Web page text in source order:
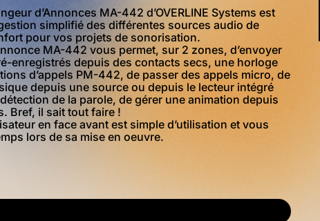
d’Annonces MA-442 d’OVERLINE Systems est
simplifié des différentes sources audio de
pour vos projets de sonorisation.
MA-442 vous permet, sur 2 zones, d’envoyer
enregistrés depuis des contacts secs, une horloge
d’appels PM-442, de passer des appels micro, de
depuis une source ou depuis le lecteur intégré
de la parole, de gérer une animation depuis
Bref, il sait tout faire !
en face avant est simple d’utilisation et vous
lors de sa mise en oeuvre.